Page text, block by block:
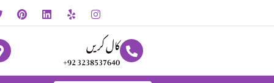
کال کریں
+92 3238537640